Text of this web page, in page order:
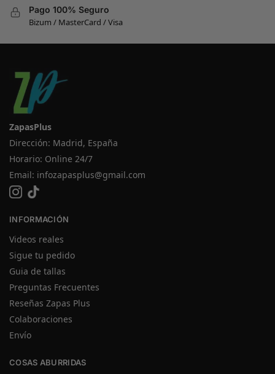
Pago 100% Seguro
Bizum / MasterCard / Visa
ZapasPlus
Dirección: Madrid, España
Horario: Online 24/7
Email: infozapasplus@gmail.com
INFORMACIÓN
Videos reales
Sigue tu pedido
Guia de tallas
Preguntas Frecuentes
Reseñas Zapas Plus
Colaboraciones
Envío
COSAS ABURRIDAS